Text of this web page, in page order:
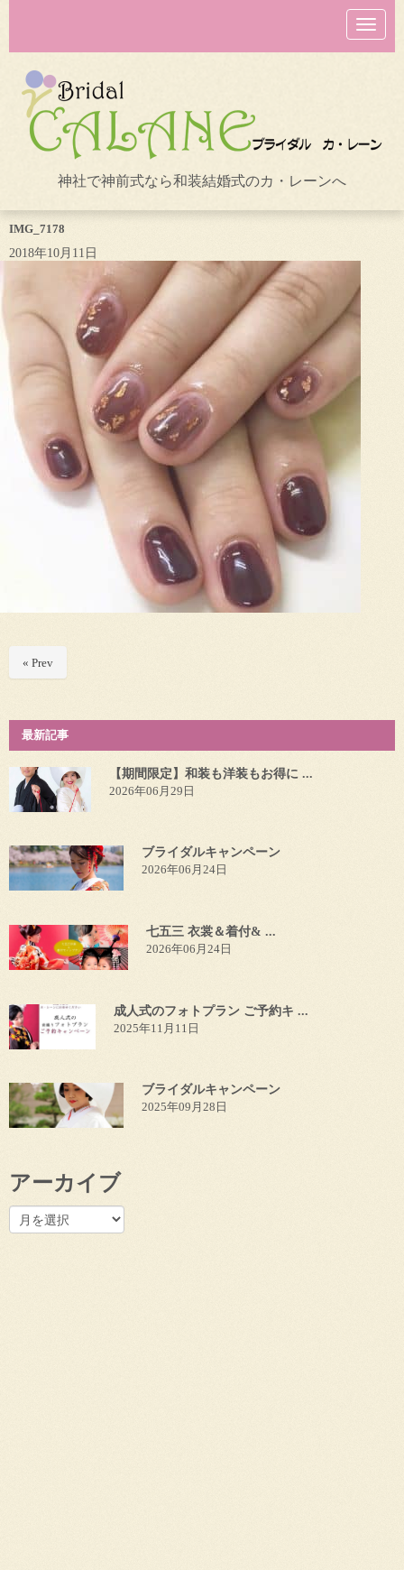
N
a
v
o
n
神社で神前式なら和装結婚式のカ・レーンへ
IMG_7178
2018年10月11日
« Prev
最新記事
【期間限定】和装も洋装もお得に ...
2026年06月29日
ブライダルキャンペーン
2026年06月24日
七五三 衣裳＆着付& ...
2026年06月24日
成人式のフォトプラン ご予約キ ...
2025年11月11日
ブライダルキャンペーン
2025年09月28日
アーカイブ